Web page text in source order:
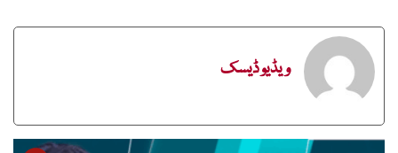
ویڈیو ڈیسک